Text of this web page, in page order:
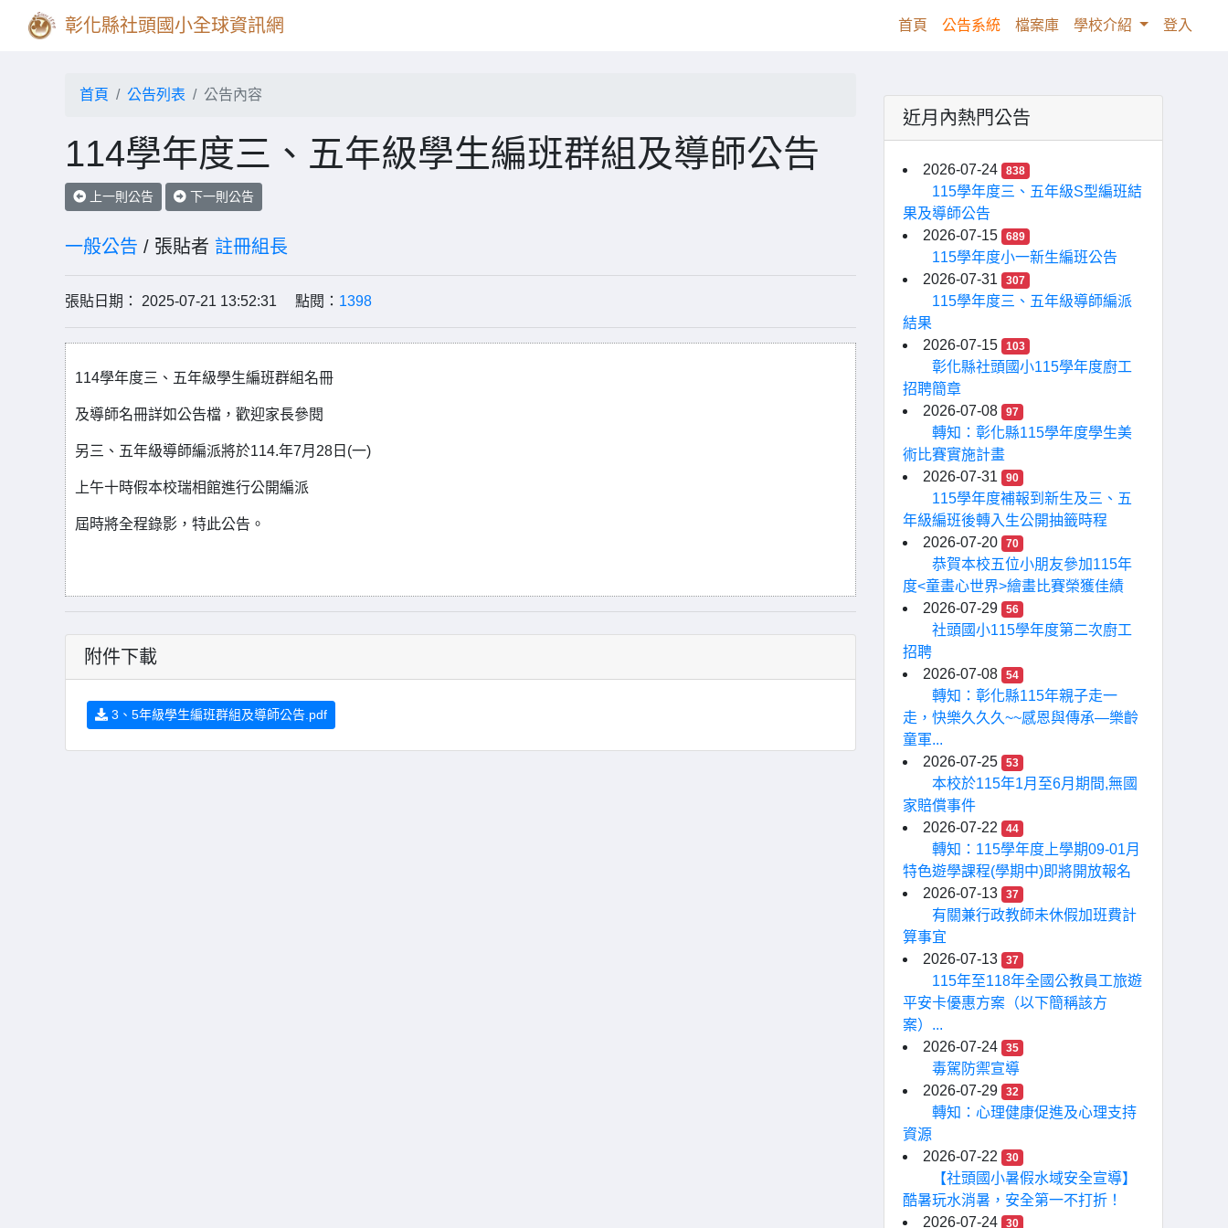
彰化縣社頭國小全球資訊網 首頁 (current)
公告系統 檔案庫 學校介紹 登入
首頁 公告列表 公告內容
114學年度三、五年級學生編班群組及導師公告
上一則公告 下一則公告
一般公告 / 張貼者 註冊組長
張貼日期： 2025-07-21 13:52:31 點閱： 1398
114學年度三、五年級學生編班群組名冊
及導師名冊詳如公告檔，歡迎家長參閱
另三、五年級導師編派將於114.年7月28日(一)
上午十時假本校瑞相館進行公開編派
屆時將全程錄影，特此公告。
附件下載
3、5年級學生編班群組及導師公告.pdf
近月內熱門公告
2026-07-24 838
115學年度三、五年級S型編班結
果及導師公告
2026-07-15
689
115學年度小一新生編班公告
2026-07-31
307
115學年度三、五年級導師編派
結果
2026-07-15
103
彰化縣社頭國小115學年度廚工
招聘簡章
2026-07-08
97
轉知：彰化縣115學年度學生美
術比賽實施計畫
2026-07-31
90
115學年度補報到新生及三、五
年級編班後轉入生公開抽籤時程
2026-07-20
70
恭賀本校五位小朋友參加115年
度<童畫心世界>繪畫比賽榮獲佳績
2026-07-29
56
社頭國小115學年度第二次廚工
招聘
2026-07-08
54
轉知：彰化縣115年親子走一
走，快樂久久久~~感恩與傳承—樂齡
童軍...
2026-07-25
53
本校於115年1月至6月期間,無國
家賠償事件
2026-07-22
44
轉知：115學年度上學期09-01月
特色遊學課程(學期中)即將開放報名
2026-07-13
37
有關兼行政教師未休假加班費計
算事宜
2026-07-13
37
115年至118年全國公教員工旅遊
平安卡優惠方案（以下簡稱該方
案）...
2026-07-24
35
毒駕防禦宣導
2026-07-29
32
轉知：心理健康促進及心理支持
資源
2026-07-22
30
【社頭國小暑假水域安全宣導】
酷暑玩水消暑，安全第一不打折！
2026-07-24
30